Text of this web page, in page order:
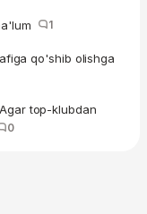
1
qo'shib olishga
top-klubdan
0